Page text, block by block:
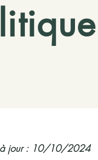
à jour : 10/10/2024